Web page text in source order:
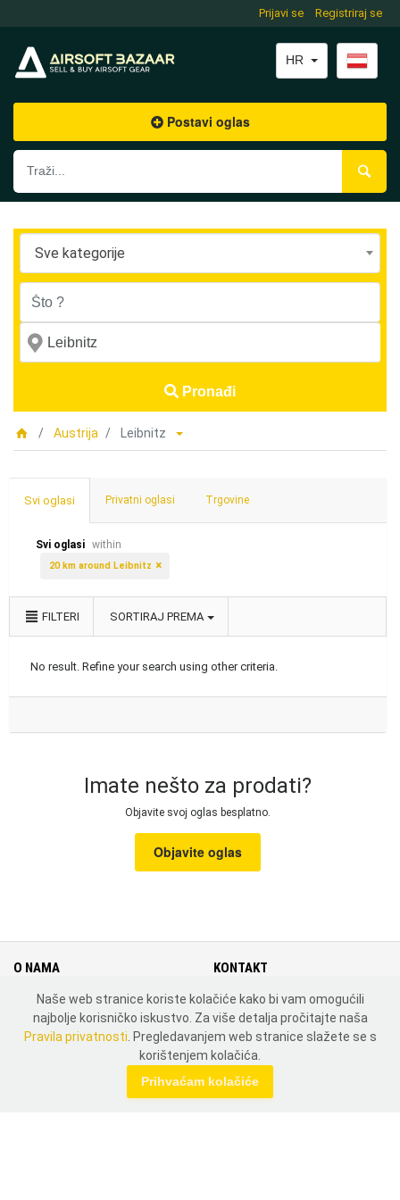
Prijavi se Registriraj se
HR
Postavi oglas
Sve kategorije
Pronađi
Austrija Leibnitz
Svi oglasi Privatni oglasi Trgovine
Svi oglasi within
20 km around Leibnitz
FILTERI SORTIRAJ PREMA
No result. Refine your search using other criteria.
Imate nešto za prodati?
Objavite svoj oglas besplatno.
Objavite oglas
O NAMA
Cjenik
Uvjeti i pravila korištenja
Pravila privatnosti
KONTAKT
Kontakt
Mapa weba
Zemlje
Naše web stranice koriste kolačiće kako bi vam omogućili
najbolje korisničko iskustvo. Za više detalja pročitajte naša
Pravila privatnosti . Pregledavanjem web stranice slažete se s
korištenjem kolačića.
Prihvaćam kolačiće